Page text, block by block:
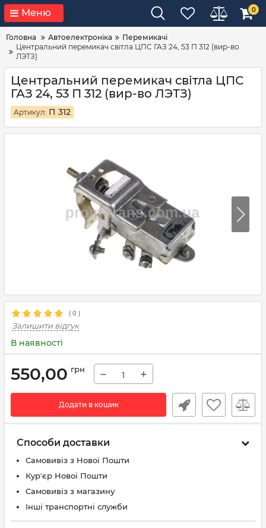
Меню 0
Головна Автоелектроніка
Перемикачі
Центральний перемикач світла ЦПС ГАЗ 24, 53 П 312 (вир-во
ЛЭТЗ)
Центральний перемикач світла ЦПС
ГАЗ 24, 53 П 312 (вир-во ЛЭТЗ)
Артикул: П 312
( 0 )
Залишити відгук
В наявності
550,00 грн − +
Додати в кошик
Способи доставки
Самовивіз з Нової Пошти
Кур'єр Нової Пошти
Самовивіз з магазину
Інші транспортні служби